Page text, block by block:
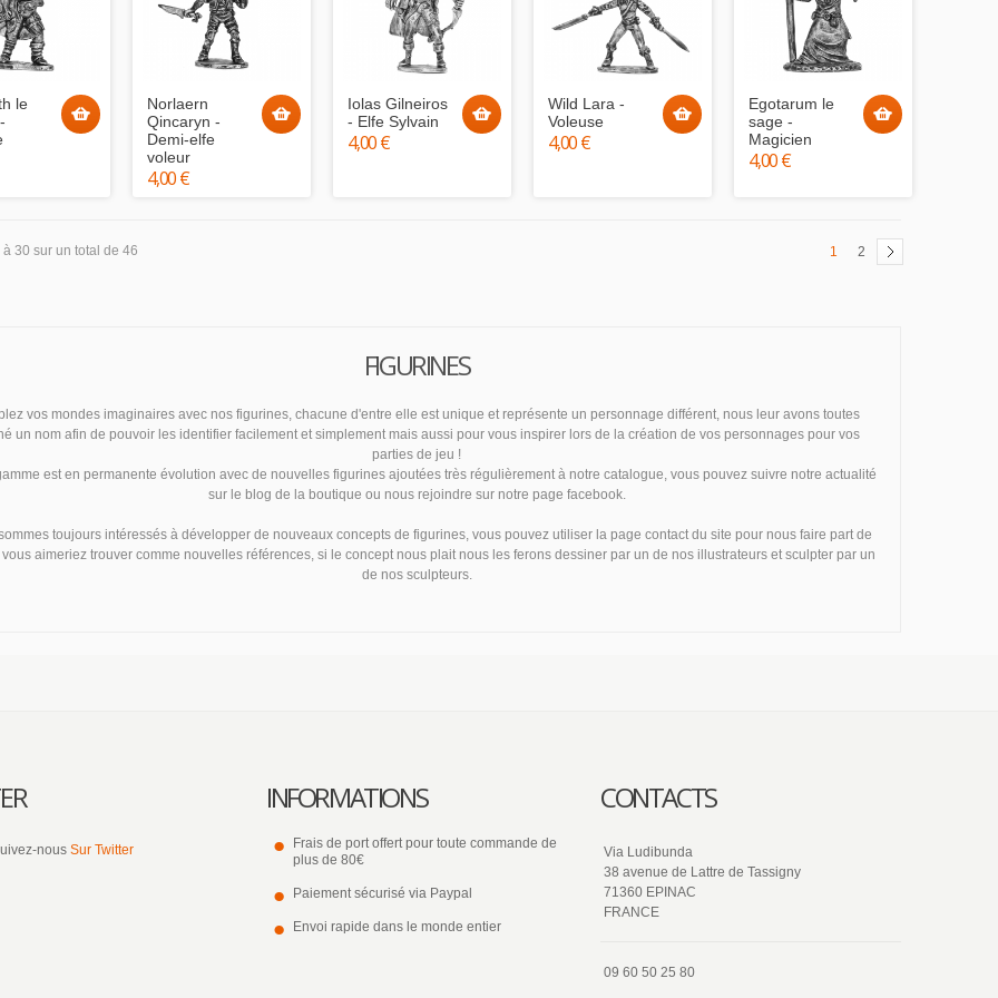
le
Norlaern
Qincaryn -
Demi-elfe
voleur
4,00 €
Iolas Gilneiros
- Elfe Sylvain
4,00 €
Wild Lara -
Voleuse
4,00 €
Egotarum le
sage -
Magicien
4,00 €
30 sur un total de 46 1 2
FIGURINES
vos mondes imaginaires avec nos figurines, chacune d'entre elle est unique et représente un personnage différent, nous leur avons toutes
un nom afin de pouvoir les identifier facilement et simplement mais aussi pour vous inspirer lors de la création de vos personnages pour vos
parties de jeu !
est en permanente évolution avec de nouvelles figurines ajoutées très régulièrement à notre catalogue, vous pouvez suivre notre actualité
sur le blog de la boutique ou nous rejoindre sur notre page facebook.
toujours intéressés à développer de nouveaux concepts de figurines, vous pouvez utiliser la page contact du site pour nous faire part de
aimeriez trouver comme nouvelles références, si le concept nous plait nous les ferons dessiner par un de nos illustrateurs et sculpter par un
de nos sculpteurs.
nous Sur Twitter
INFORMATIONS
Frais de port offert pour toute commande de
plus de 80€
Paiement sécurisé via Paypal
Envoi rapide dans le monde entier
CONTACTS
Via Ludibunda
38 avenue de Lattre de Tassigny
71360 EPINAC
FRANCE
09 60 50 25 80